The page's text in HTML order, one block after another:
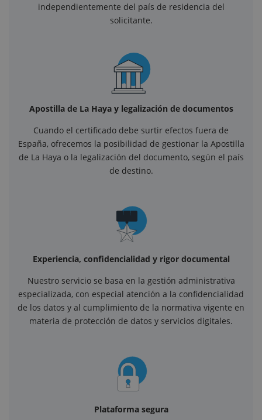
independientemente del país de residencia del
solicitante.
Apostilla de La Haya y legalización de documentos
Cuando el certificado debe surtir efectos fuera de
España, ofrecemos la posibilidad de gestionar la Apostilla
de La Haya o la legalización del documento, según el país
de destino.
Experiencia, confidencialidad y rigor documental
Nuestro servicio se basa en la gestión administrativa
especializada, con especial atención a la confidencialidad
de los datos y al cumplimiento de la normativa vigente en
materia de protección de datos y servicios digitales.
Plataforma segura